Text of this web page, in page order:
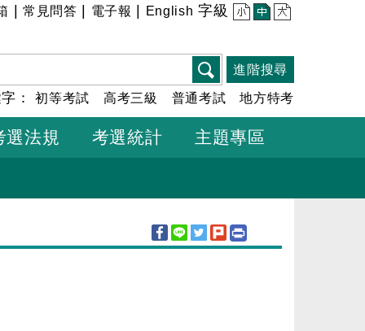
常見問答 電子報 English 字級 小 中 大
進階搜尋
字：初等考試 高考三級 普通考試 地方特考
選法規 考選統計 主題專區